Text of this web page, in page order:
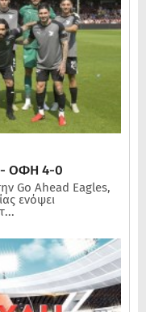
- ΟΦΗ 4-0
Go Ahead Eagles,
ενόψει